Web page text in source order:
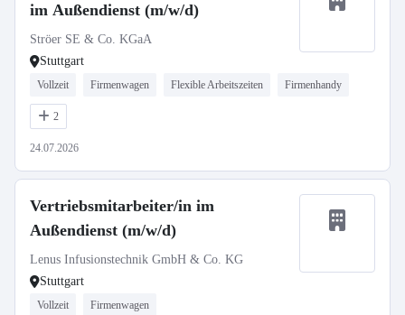
im Außendienst (m/w/d)
Ströer SE & Co. KGaA
Stuttgart
Vollzeit Firmenwagen Flexible Arbeitszeiten Firmenhandy
2
24.07.2026
Vertriebsmitarbeiter/in im
Außendienst (m/w/d)
Lenus Infusionstechnik GmbH & Co. KG
Stuttgart
Vollzeit Firmenwagen